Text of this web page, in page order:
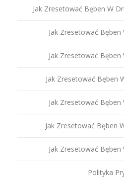
Jak Zresetować Bęben W
Jak Zresetować
Jak Zresetować
Jak Zresetować Bęben
Jak Zresetować
Jak Zresetować Bęben
Jak Zresetować
Polityka